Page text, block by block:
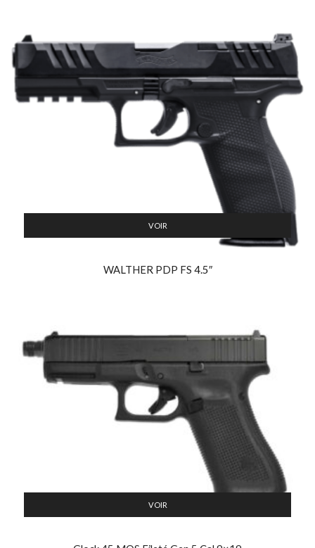
VOIR
WALTHER PDP FS 4.5″
VOIR